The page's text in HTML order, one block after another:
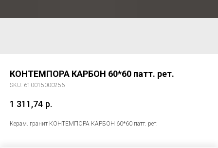
КОНТЕМПОРА КАРБОН 60*60 патт. рет.
SKU: 610015000256
1 311,74 р.
Керам. гранит КОНТЕМПОРА КАРБОН 60*60 патт. рет.